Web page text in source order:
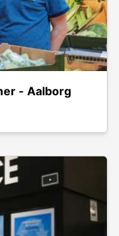
- Aalborg